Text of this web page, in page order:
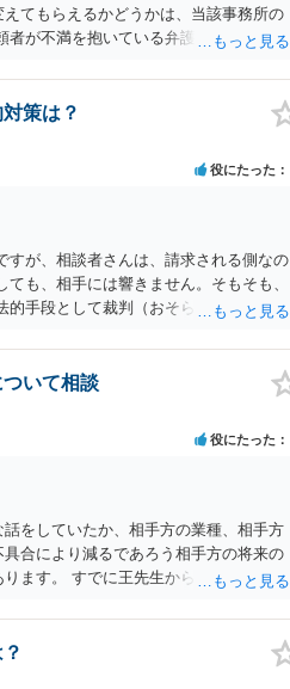
てもらえるかどうかは、当該事務所の
が不満を抱いている弁護士を担当にす
などの事情があるかと思います。 担当
持つ上司に相談し、顧問契約自体を見
策は？
役にたった
すが、相談者さんは、請求される側なの
も、相手には響きません。そもそも、
手段として裁判（おそらく少額訴訟）
いを拒否すれば、少額訴訟を提起する
地で起こされますと、対応するだけで費
可能性は減りますが、当然費用がかか
護士に依頼して同様の対応、裁判して
。 以上、ご参考まで。
いて相談
役にたった
をしていたか、相手方の業種、相手方
合により減るであろう相手方の将来の
ます。 すでに王先生からも回答されて